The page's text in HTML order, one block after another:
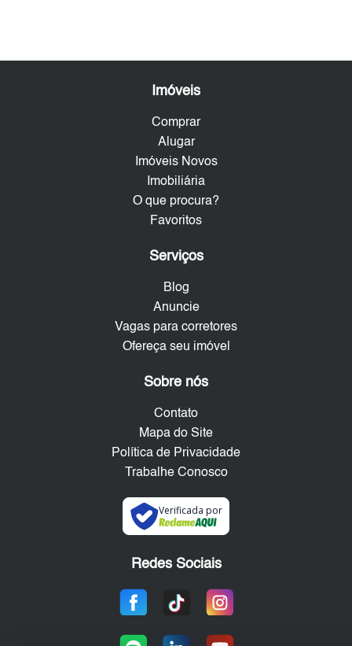
Imóveis
Comprar
Alugar
Imóveis Novos
Imobiliária
O que procura?
Favoritos
Serviços
Blog
Anuncie
Vagas para corretores
Ofereça seu imóvel
Sobre nós
Contato
Mapa do Site
Política de Privacidade
Trabalhe Conosco
Verificada por
Redes Sociais